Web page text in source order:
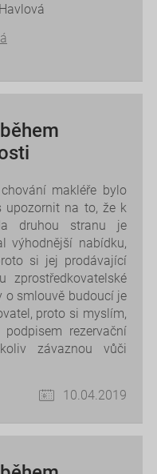
makléře bylo
upozornit na to, že k
druhou stranu je
výhodnější nabídku,
si jej prodávající
o smlouvě budoucí je
proto si myslím,
rezervační
závaznou vůči
10.04.2019